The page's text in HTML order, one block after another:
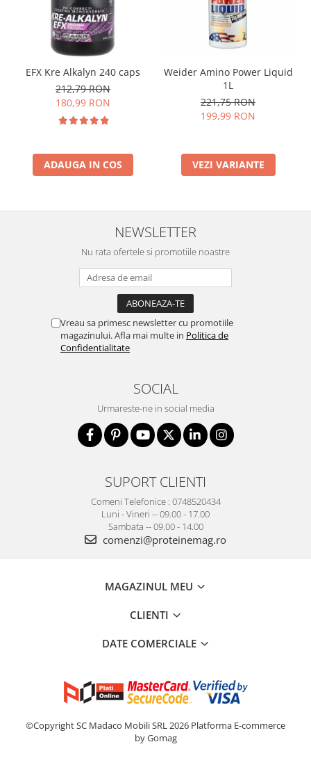
EFX Kre Alkalyn 240 caps
212,79 RON
180,99 RON
ADAUGA IN COS
Weider Amino Power Liquid
1L
221,75 RON
199,99 RON
VEZI VARIANTE
NEWSLETTER
Nu rata ofertele si promotiile noastre
Vreau sa primesc newsletter cu promotiile
magazinului. Afla mai multe in Politica de
Confidentialitate
SOCIAL
Urmareste-ne in social media
SUPORT CLIENTI
Comeni Telefonice : 0748520434
Luni - Vineri -- 09.00 - 17.00
Sambata -- 09.00 - 14.00
comenzi@proteinemag.ro
MAGAZINUL MEU
CLIENTI
DATE COMERCIALE
©Copyright SC Madaco Mobili SRL 2026 Platforma E-commerce
by Gomag